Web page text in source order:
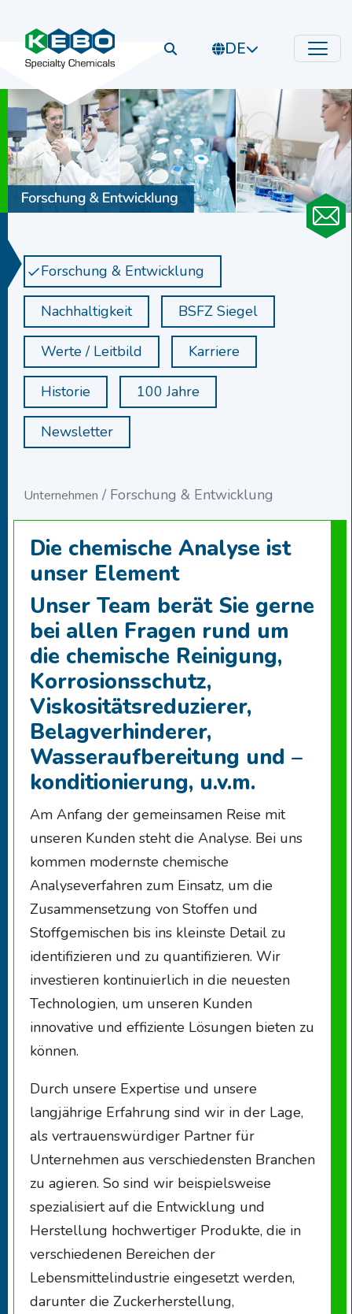
DE
Forschung & Entwicklung
Nachhaltigkeit BSFZ Siegel
Werte / Leitbild Karriere
Historie 100 Jahre
Newsletter
Unternehmen Forschung & Entwicklung
Die chemische Analyse ist
unser Element
Unser Team berät Sie gerne
bei allen Fragen rund um
die chemische Reinigung,
Korrosionsschutz,
Viskositätsreduzierer,
Belagverhinderer,
Wasseraufbereitung und –
konditionierung, u.v.m.
Am Anfang der gemeinsamen Reise mit
unseren Kunden steht die Analyse. Bei uns
kommen modernste chemische
Analyseverfahren zum Einsatz, um die
Zusammensetzung von Stoffen und
Stoffgemischen bis ins kleinste Detail zu
identifizieren und zu quantifizieren. Wir
investieren kontinuierlich in die neuesten
Technologien, um unseren Kunden
innovative und effiziente Lösungen bieten zu
können.
Durch unsere Expertise und unsere
langjährige Erfahrung sind wir in der Lage,
als vertrauenswürdiger Partner für
Unternehmen aus verschiedensten Branchen
zu agieren. So sind wir beispielsweise
spezialisiert auf die Entwicklung und
Herstellung hochwertiger Produkte, die in
verschiedenen Bereichen der
Lebensmittelindustrie eingesetzt werden,
darunter die Zuckerherstellung,